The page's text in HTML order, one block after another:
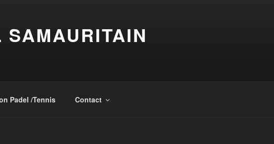
Padel /Tennis Contact